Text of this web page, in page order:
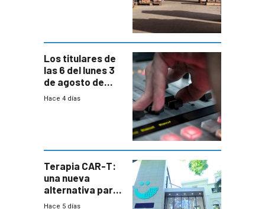
Los titulares de
las 6 del lunes 3
de agosto de
2026
Hace 4 días
Terapia CAR-T:
una nueva
alternativa para
niños y
Hace 5 días